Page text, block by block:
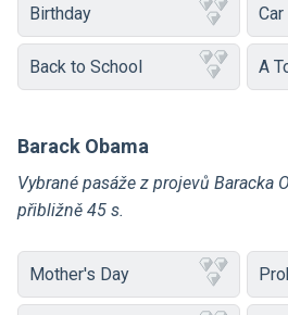
Birthday
Back to School A
Barack Obama
Vybrané pasáže z projevů Baracka
přibližně 45 s.
Mother's Day